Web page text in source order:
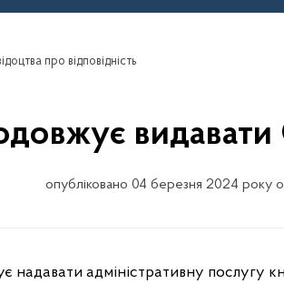
про відповідність
видавати
опубліковано 04 березня 2024 року